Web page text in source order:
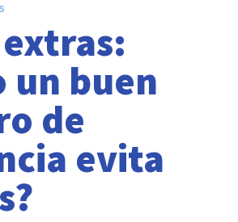
y planillas
y selección de personal
Data
un buen
de
evita